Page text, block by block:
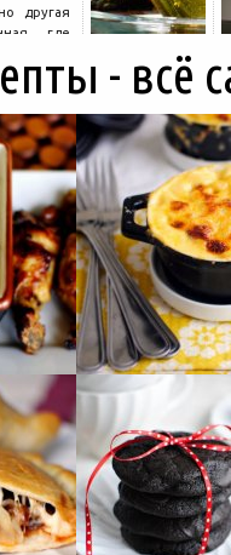
другая
где
а
которых
гид....
- всё